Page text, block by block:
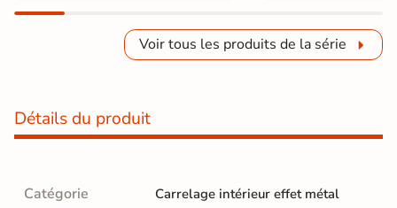
Voir tous les produits de la série
Détails du produit
Catégorie Carrelage intérieur effet métal